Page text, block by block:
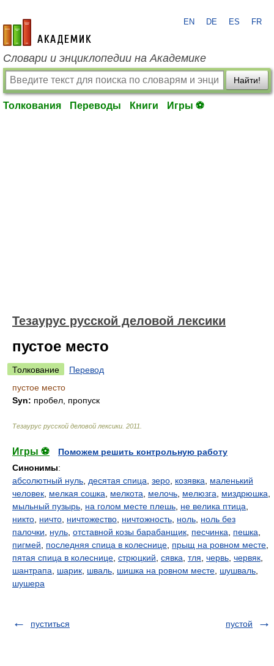
academic.ru
EN DE ES FR
Словари и энциклопедии на Академике
Найти!
Толкования Переводы Книги Игры ⚽
Тезаурус русской деловой лексики
пустое место
Толкование
Перевод
пустое место
Syn: пробел, пропуск
Тезаурус русской деловой лексики 2011
Игры ⚽
Поможем решить контрольную работу
Синонимы:
абсолютный нуль десятая спица зеро козявка
маленький
человек мелкая сошка мелкота мелочь мелюзга миздрюшка
мыльный пузырь на голом месте плешь не велика птица
никто ничто ничтожество ничтожность ноль ноль без
палочки
нуль отставной козы барабанщик песчинка пешка
пигмей
последняя спица в колеснице прыщ на ровном месте
пятая спица в колеснице стрюцкий сявка тля червь червяк
шантрапа
шарик шваль шишка на ровном месте шушваль
шушера
пуститься пустой